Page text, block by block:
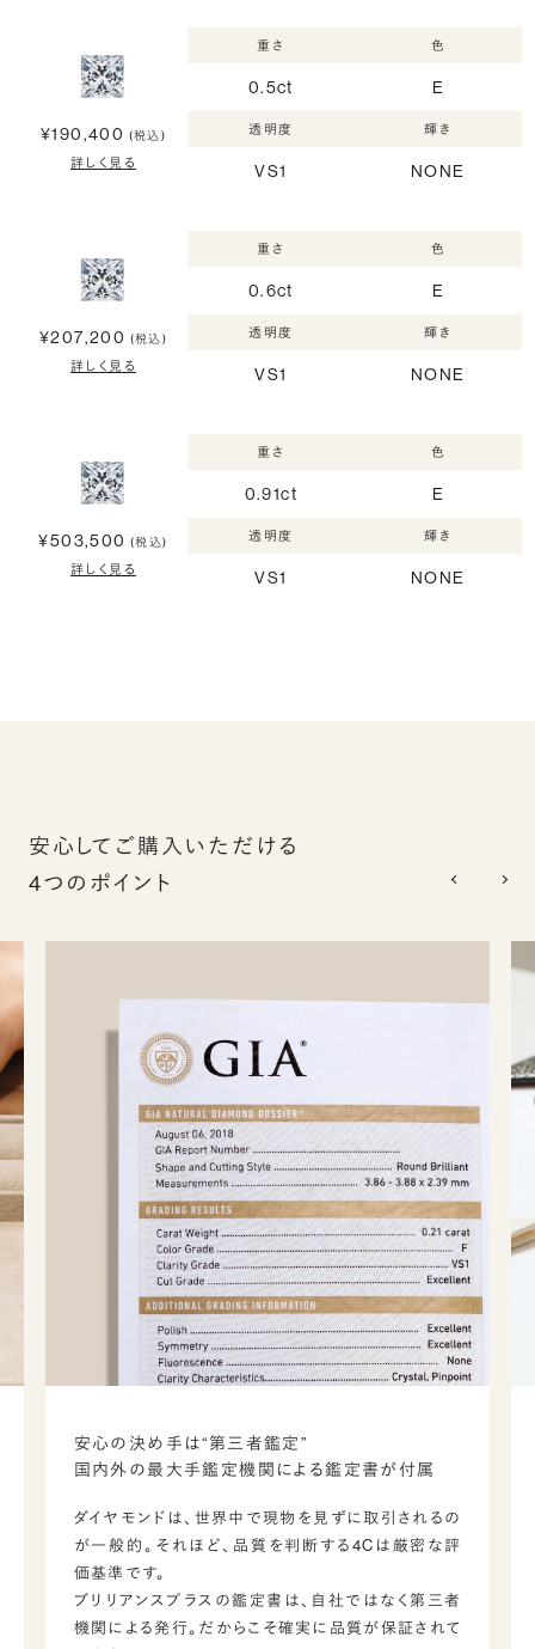
¥190,400 (税込)
詳しく見る
重さ
0.5ct
色
E
透明度
VS1
輝き
NONE
¥207,200 (税込)
詳しく見る
重さ
0.6ct
色
E
透明度
VS1
輝き
NONE
¥503,500 (税込)
詳しく見る
重さ
0.91ct
色
E
透明度
VS1
輝き
NONE
安心してご購入いただける
4つのポイント
安心の決め手は“第三者鑑定”
国内外の最大手鑑定機関による鑑定書が付属
ダイヤモンドは、世界中で現物を見ずに取引されるの
が一般的。それほど、品質を判断する4Cは厳密な評
価基準です。
ブリリアンスプラスの鑑定書は、自社ではなく第三者
機関による発行。だからこそ確実に品質が保証されて